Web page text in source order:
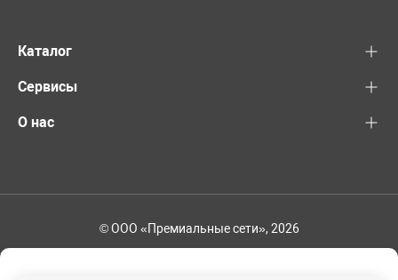
Каталог
Сервисы
О нас
© ООО «Премиальные сети», 2026